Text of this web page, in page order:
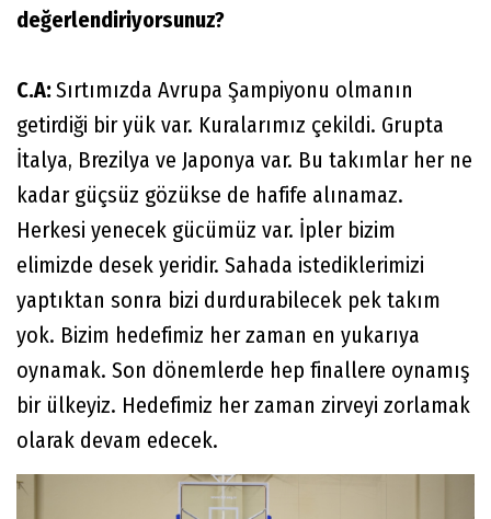
değerlendiriyorsunuz?
C.A:Sırtımızda Avrupa Şampiyonu olmanın
getirdiği bir yük var. Kuralarımız çekildi. Grupta
İtalya, Brezilya ve Japonya var. Bu takımlar her ne
kadar güçsüz gözükse de hafife alınamaz.
Herkesi yenecek gücümüz var. İpler bizim
elimizde desek yeridir. Sahada istediklerimizi
yaptıktan sonra bizi durdurabilecek pek takım
yok. Bizim hedefimiz her zaman en yukarıya
oynamak. Son dönemlerde hep finallere oynamış
bir ülkeyiz. Hedefimiz her zaman zirveyi zorlamak
olarak devam edecek.